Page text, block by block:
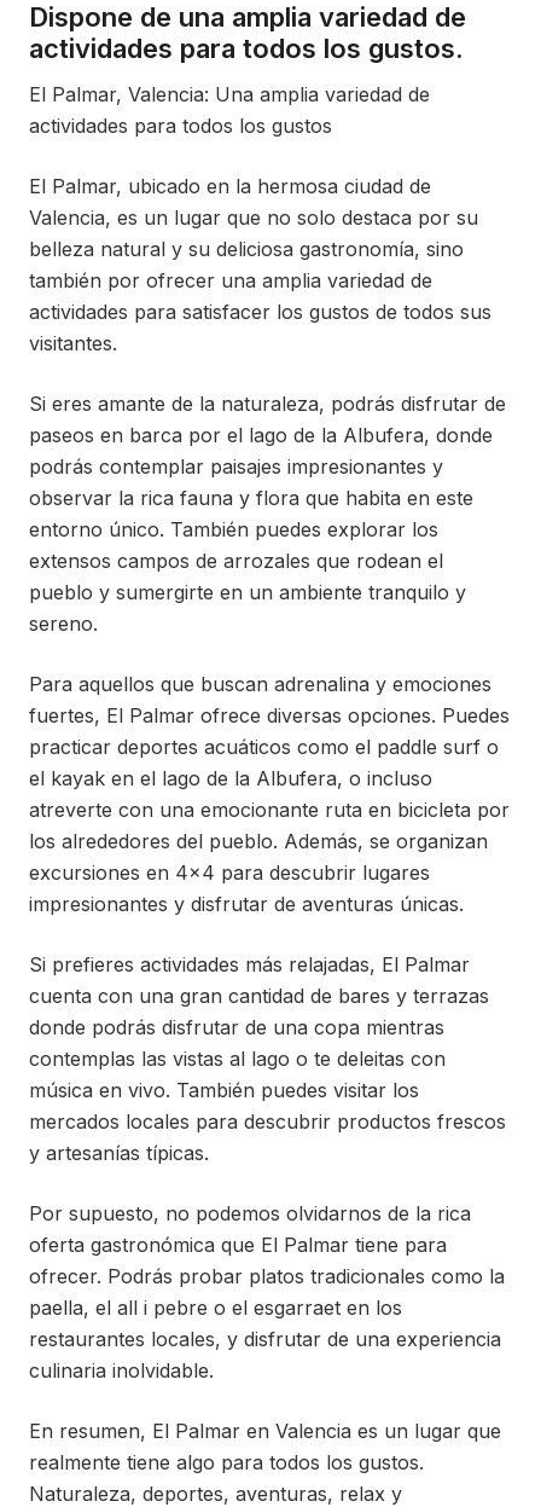
Dispone de una amplia variedad de
actividades para todos los gustos.
El Palmar, Valencia: Una amplia variedad de
actividades para todos los gustos
El Palmar, ubicado en la hermosa ciudad de
Valencia, es un lugar que no solo destaca por su
belleza natural y su deliciosa gastronomía, sino
también por ofrecer una amplia variedad de
actividades para satisfacer los gustos de todos sus
visitantes.
Si eres amante de la naturaleza, podrás disfrutar de
paseos en barca por el lago de la Albufera, donde
podrás contemplar paisajes impresionantes y
observar la rica fauna y flora que habita en este
entorno único. También puedes explorar los
extensos campos de arrozales que rodean el
pueblo y sumergirte en un ambiente tranquilo y
sereno.
Para aquellos que buscan adrenalina y emociones
fuertes, El Palmar ofrece diversas opciones. Puedes
practicar deportes acuáticos como el paddle surf o
el kayak en el lago de la Albufera, o incluso
atreverte con una emocionante ruta en bicicleta por
los alrededores del pueblo. Además, se organizan
excursiones en 4×4 para descubrir lugares
impresionantes y disfrutar de aventuras únicas.
Si prefieres actividades más relajadas, El Palmar
cuenta con una gran cantidad de bares y terrazas
donde podrás disfrutar de una copa mientras
contemplas las vistas al lago o te deleitas con
música en vivo. También puedes visitar los
mercados locales para descubrir productos frescos
y artesanías típicas.
Por supuesto, no podemos olvidarnos de la rica
oferta gastronómica que El Palmar tiene para
ofrecer. Podrás probar platos tradicionales como la
paella, el all i pebre o el esgarraet en los
restaurantes locales, y disfrutar de una experiencia
culinaria inolvidable.
En resumen, El Palmar en Valencia es un lugar que
realmente tiene algo para todos los gustos.
Naturaleza, deportes, aventuras, relax y